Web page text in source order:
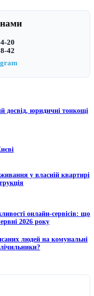
нами
20
42
досвід, юридичні тонкощі
у власній квартирі
онлайн-сервісів: що
2026 року
людей на комунальні